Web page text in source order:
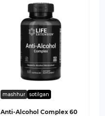
mashhur sotilgan
Anti-Alcohol Complex 60